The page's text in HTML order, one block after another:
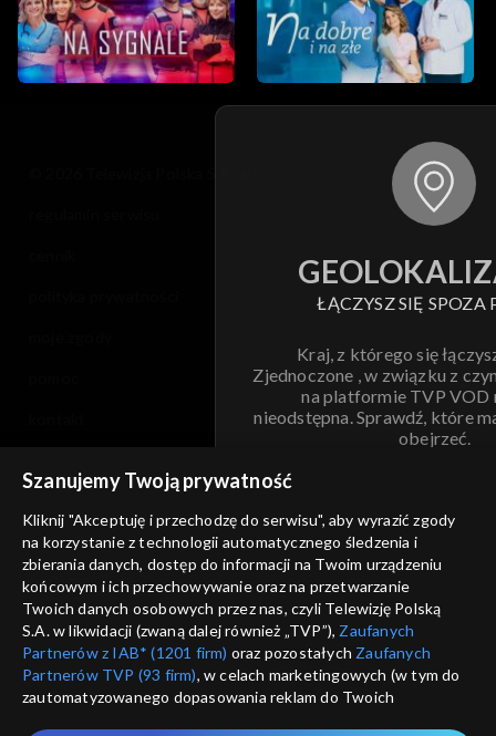
ŁĄCZYSZ SIĘ SPOZA
Kraj, z którego się
Zjednoczone , w związku z
na platformie TVP VOD
nieodstępna. Sprawdź, które
obejrzeć.
ANULUJ
informacje o dostawcy usług
Szanujemy Twoją prywatność
Kliknij "Akceptuję i przechodzę do serwisu", aby wyrazić zgody
na korzystanie z technologii automatycznego śledzenia i
zbierania danych, dostęp do informacji na Twoim urządzeniu
końcowym i ich przechowywanie oraz na przetwarzanie
Twoich danych osobowych przez nas, czyli Telewizję Polską
S.A. w likwidacji (zwaną dalej również „TVP”), Zaufanych
Partnerów z IAB* (1201 firm) oraz pozostałych Zaufanych
Partnerów TVP (93 firm), w celach marketingowych (w tym do
zautomatyzowanego dopasowania reklam do Twoich